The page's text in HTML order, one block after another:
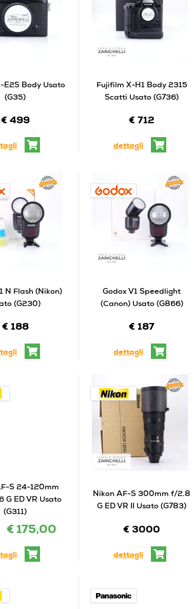
E2S Body Usato
(G35)
€ 499
Fujifilm X-H1 Body 2315
Scatti Usato (G736)
€ 712
dettagli
N Flash (Nikon)
(G230)
€ 188
Godox V1 Speedlight
(Canon) Usato (G866)
€ 187
dettagli
S 24-120mm
G ED VR Usato
(G311)
€ 175,00
Nikon AF-S 300mm f/2.8
G ED VR II Usato (G783)
€ 3000
dettagli